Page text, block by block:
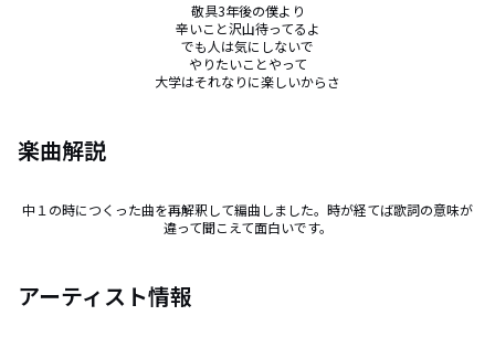
敬具3年後の僕より
辛いこと沢山待ってるよ
でも人は気にしないで
やりたいことやって
大学はそれなりに楽しいからさ
楽曲解説
中１の時につくった曲を再解釈して編曲しました。時が経てば歌詞の意味が
違って聞こえて面白いです。
アーティスト情報